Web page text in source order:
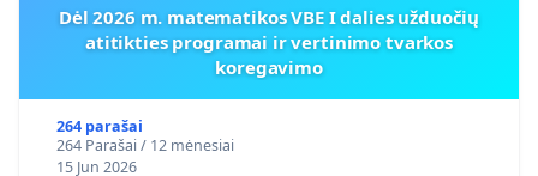
Dėl 2026 m. matematikos VBE I dalies užduočių
atitikties programai ir vertinimo tvarkos
koregavimo
264 parašai
264 Parašai / 12 mėnesiai
15 Jun 2026